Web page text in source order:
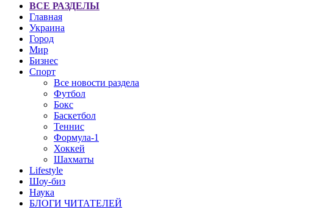
ВСЕ РАЗДЕЛЫ
Главная
Украина
Город
Мир
Бизнес
Спорт
Все новости раздела
Футбол
Бокс
Баскетбол
Теннис
Формула-1
Хоккей
Шахматы
Lifestyle
Шоу-биз
Наука
БЛОГИ ЧИТАТЕЛЕЙ